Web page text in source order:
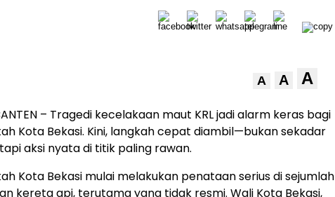
A A A
– Tragedi kecelakaan maut KRL jadi alarm keras bagi
Kota Bekasi. Kini, langkah cepat diambil—bukan sekadar
aksi nyata di titik paling rawan.
Kota Bekasi mulai melakukan penataan serius di sejumlah
kereta api, terutama yang tidak resmi. Wali Kota Bekasi,